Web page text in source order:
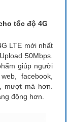
tốc độ 4G
LTE mới nhất
50Mbps.
giúp người
facebook,
mà hơn.
động hơn.